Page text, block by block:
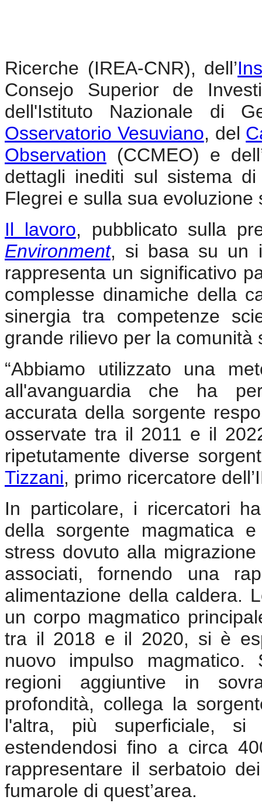
Ricerche (IREA-CNR), dell’
Consejo Superior de
dell'Istituto Nazionale di
Osservatorio Vesuviano, del
Observation (CCMEO) e
dettagli inediti sul sistema
Flegrei e sulla sua evoluzione
Il lavoro, pubblicato sulla
Environment, si basa su un
rappresenta un significativo
complesse dinamiche della
sinergia tra competenze
grande rilievo per la comunità
“Abbiamo utilizzato una
all'avanguardia che ha
accurata della sorgente
osservate tra il 2011 e il
ripetutamente diverse
Tizzani, primo ricercatore
In particolare, i ricercatori
della sorgente magmatica
stress dovuto alla
associati, fornendo una
alimentazione della caldera.
un corpo magmatico
tra il 2018 e il 2020, si è
nuovo impulso
regioni aggiuntive in
profondità, collega la
l'altra, più superficiale,
estendendosi fino a circa
rappresentare il serbatoio
fumarole di quest’area.